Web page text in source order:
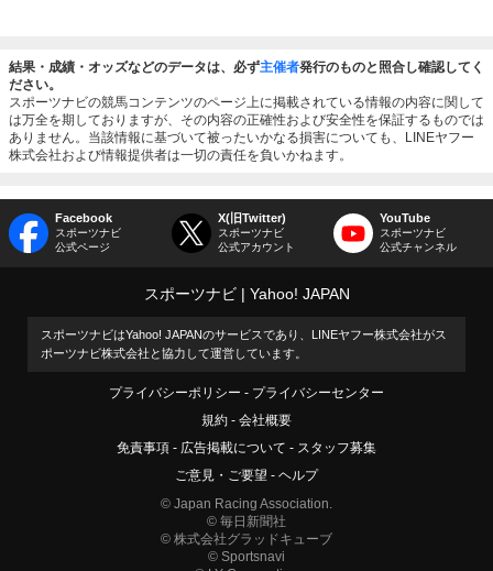
結果・成績・オッズなどのデータは、必ず主催者発行のものと照合し確認してく
ださい。
スポーツナビの競馬コンテンツのページ上に掲載されている情報の内容に関して
は万全を期しておりますが、その内容の正確性および安全性を保証するものでは
ありません。当該情報に基づいて被ったいかなる損害についても、LINEヤフー
株式会社および情報提供者は一切の責任を負いかねます。
Facebook
スポーツナビ
公式ページ
X(旧Twitter)
スポーツナビ
公式アカウント
YouTube
スポーツナビ
公式チャンネル
スポーツナビ Yahoo! JAPAN
スポーツナビはYahoo! JAPANのサービスであり、LINEヤフー株式会社がス
ポーツナビ株式会社と協力して運営しています。
プライバシーポリシー
プライバシーセンター
規約
会社概要
免責事項
広告掲載について
スタッフ募集
ご意見・ご要望
ヘルプ
© Japan Racing Association.
© 毎日新聞社
© 株式会社グラッドキューブ
© Sportsnavi